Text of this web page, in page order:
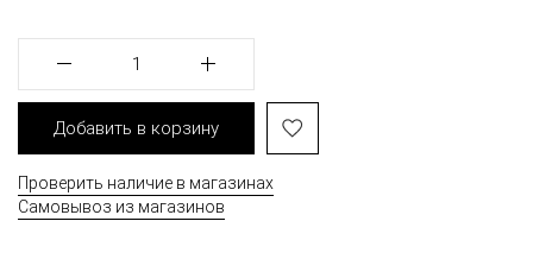
1
Добавить в корзину
Проверить наличие в магазинах
Самовывоз из магазинов